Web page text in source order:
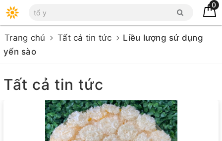
0
Trang chủ Tất cả tin tức
Liều lượng sử dụng
yến sào
Tất cả tin tức